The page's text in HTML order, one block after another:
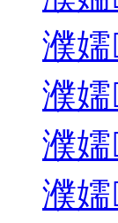
濮嬬
濮嬬
濮嬬
濮嬬